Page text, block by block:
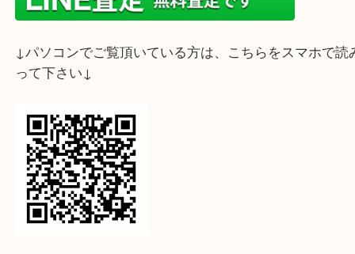
↓パソコンでご覧頂いている方は、こちらをスマホ
って下さい↓